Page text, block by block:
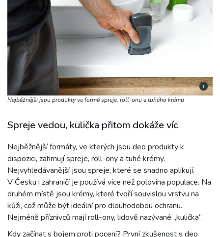
i
Nejběžnější jsou produkty ve formě spreje, roll-onu a tuhého krému
Spreje vedou, kulička přitom dokáže víc
Nejběžnější formáty, ve kterých jsou deo produkty k
dispozici, zahrnují spreje, roll-ony a tuhé krémy.
Nejvyhledávanější jsou spreje, které se snadno aplikují.
V Česku i zahraničí je používá více než polovina populace. Na
druhém místě jsou krémy, které tvoří souvislou vrstvu na
kůži, což může být ideální pro dlouhodobou ochranu.
Nejméně příznivců mají roll-ony, lidově nazývané „kulička“.
Kdy začínat s bojem proti pocení? První zkušenost s deo